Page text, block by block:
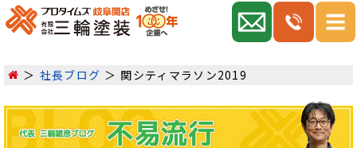
社長ブログ 関シティマラソン2019